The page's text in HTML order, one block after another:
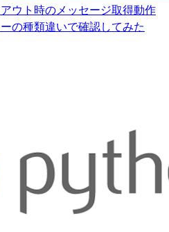
ウト時のメッセージ取得動作
の種類違いで確認してみた